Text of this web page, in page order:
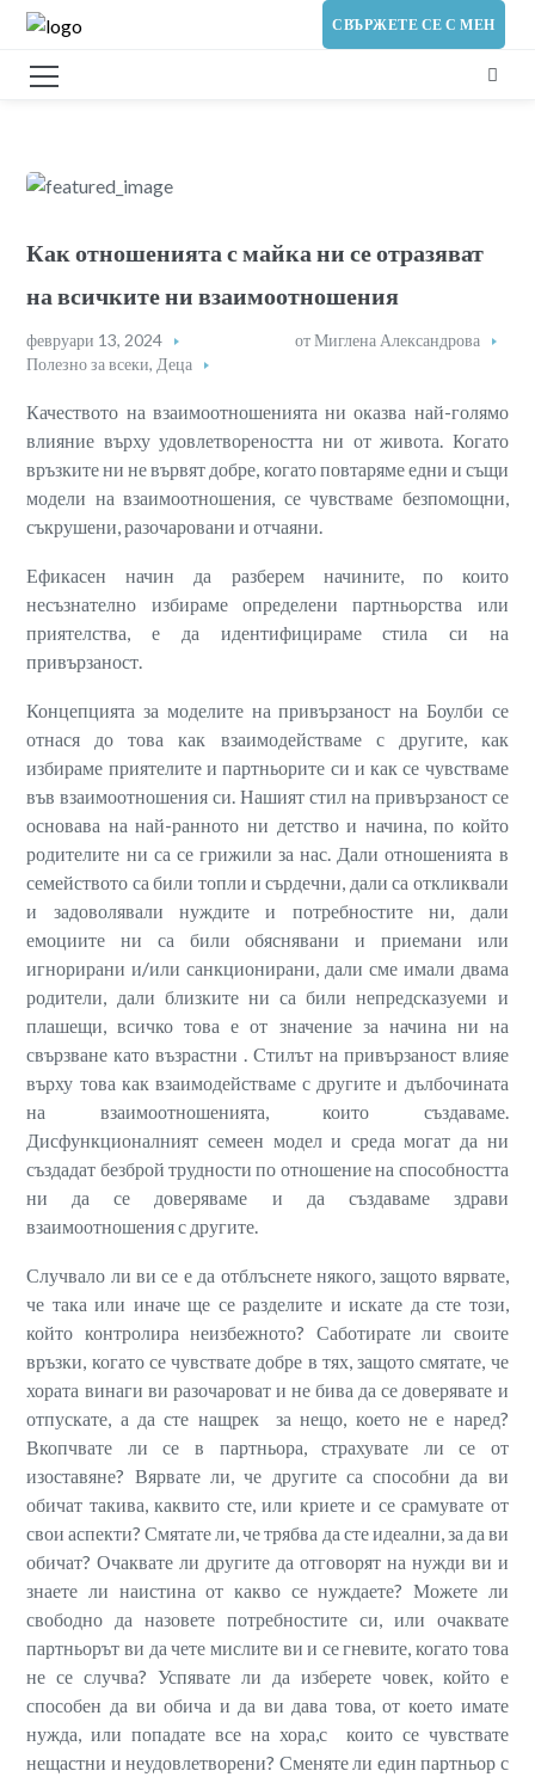
СВЪРЖЕТЕ СЕ С МЕН
Как отношенията с майка ни се отразяват
на всичките ни взаимоотношения
февруари 13, 2024 отМиглена Александрова
Полезно за всеки, Деца
Качеството на взаимоотношенията ни оказва най-голямо
влияние върху удовлетвореността ни от живота. Когато
връзките ни не вървят добре, когато повтаряме едни и същи
модели на взаимоотношения, се чувстваме безпомощни,
съкрушени, разочаровани и отчаяни.
Ефикасен начин да разберем начините, по които
несъзнателно избираме определени партньорства или
приятелства, е да идентифицираме стила си на
привързаност.
Концепцията за моделите на привързаност на Боулби се
отнася до това как взаимодействаме с другите, как
избираме приятелите и партньорите си и как се чувстваме
във взаимоотношения си. Нашият стил на привързаност се
основава на най-ранното ни детство и начина, по който
родителите ни са се грижили за нас. Дали отношенията в
семейството са били топли и сърдечни, дали са откликвали
и задоволявали нуждите и потребностите ни, дали
емоциите ни са били обяснявани и приемани или
игнорирани и/или санкционирани, дали сме имали двама
родители, дали близките ни са били непредсказуеми и
плашещи, всичко това е от значение за начина ни на
свързване като възрастни . Стилът на привързаност влияе
върху това как взаимодействаме с другите и дълбочината
на взаимоотношенията, които създаваме.
Дисфункционалният семеен модел и среда могат да ни
създадат безброй трудности по отношение на способността
ни да се доверяваме и да създаваме здрави
взаимоотношения с другите.
Случвало ли ви се е да отблъснете някого, защото вярвате,
че така или иначе ще се разделите и искате да сте този,
който контролира неизбежното? Саботирате ли своите
връзки, когато се чувствате добре в тях, защото смятате, че
хората винаги ви разочароват и не бива да се доверявате и
отпускате, а да сте нащрек за нещо, което не е наред?
Вкопчвате ли се в партньора, страхувате ли се от
изоставяне? Вярвате ли, че другите са способни да ви
обичат такива, каквито сте, или криете и се срамувате от
свои аспекти? Смятате ли, че трябва да сте идеални, за да ви
обичат? Очаквате ли другите да отговорят на нужди ви и
знаете ли наистина от какво се нуждаете? Можете ли
свободно да назовете потребностите си, или очаквате
партньорът ви да чете мислите ви и се гневите, когато това
не се случва? Успявате ли да изберете човек, който е
способен да ви обича и да ви дава това, от което имате
нужда, или попадате все на хора,с които се чувствате
нещастни и неудовлетворени? Сменяте ли един партньор с